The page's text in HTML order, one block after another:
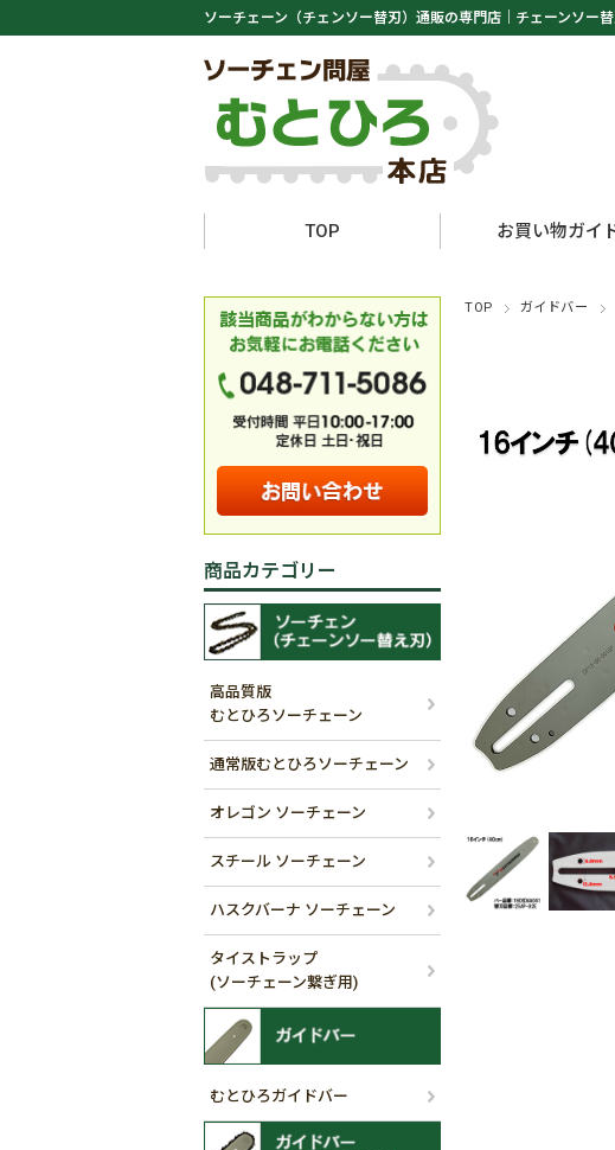
ソーチェーン（チェンソー替刃）通販の専門店｜ チェーンソー
TOP お買い物ガイ
TOP ガイドバー
商品カテゴリー
高品質版
むとひろソーチェーン
通常版むとひろソーチェーン
オレゴン ソーチェーン
スチール ソーチェーン
ハスクバーナ ソーチェーン
タイストラップ
(ソーチェーン繋ぎ用)
むとひろガイドバー